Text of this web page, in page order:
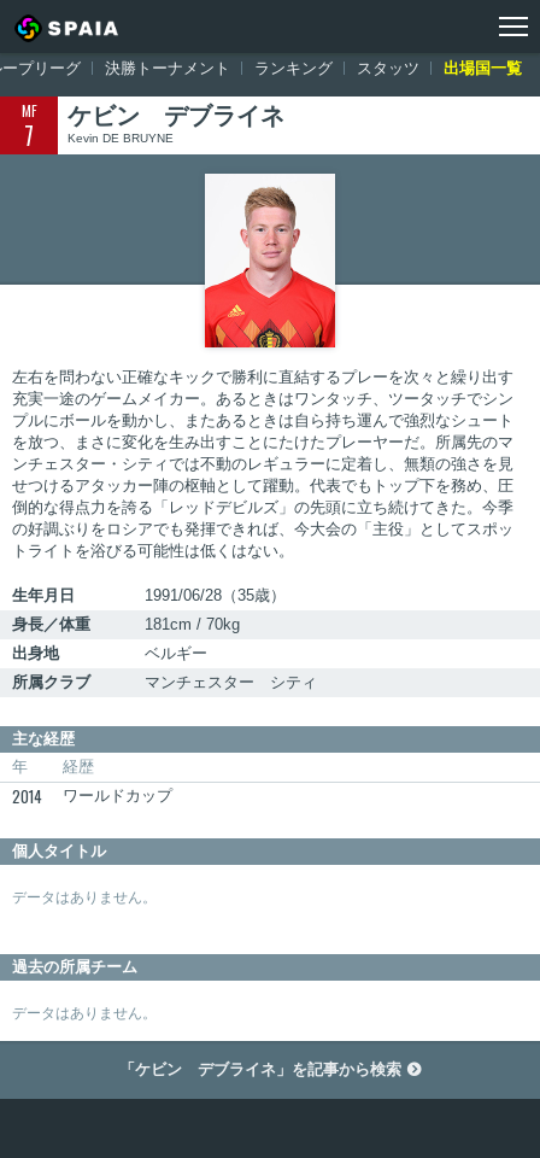
トップ ワールドカップ ロシア大会 ケビ
プリーグ 決勝トーナメント ランキング スタッツ 出場国一覧
MF
7
ケビン デブライネ
Kevin DE BRUYNE
左右を問わない正確なキックで勝利に直結するプレーを次々と繰り出す
充実一途のゲームメイカー。あるときはワンタッチ、ツータッチでシン
プルにボールを動かし、またあるときは自ら持ち運んで強烈なシュート
を放つ、まさに変化を生み出すことにたけたプレーヤーだ。所属先のマ
ンチェスター・シティでは不動のレギュラーに定着し、無類の強さを見
せつけるアタッカー陣の枢軸として躍動。代表でもトップ下を務め、圧
倒的な得点力を誇る「レッドデビルズ」の先頭に立ち続けてきた。今季
の好調ぶりをロシアでも発揮できれば、今大会の「主役」としてスポッ
トライトを浴びる可能性は低くはない。
生年月日
1991/06/28（35歳）
身長／体重
181cm / 70kg
出身地
ベルギー
所属クラブ
マンチェスター シティ
主な経歴
年
経歴
2014 ワールドカップ
個人タイトル
データはありません。
過去の所属チーム
データはありません。
「ケビン デブライネ」を記事から検索 